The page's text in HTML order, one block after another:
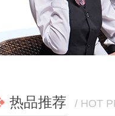
热品推荐 / HOT